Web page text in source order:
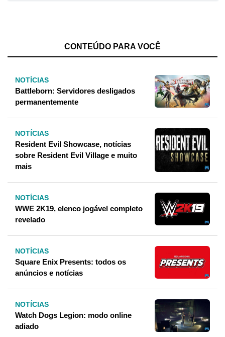
CONTEÚDO PARA VOCÊ
NOTÍCIAS
Battleborn: Servidores desligados
permanentemente
NOTÍCIAS
Resident Evil Showcase, notícias
sobre Resident Evil Village e muito
mais
NOTÍCIAS
WWE 2K19, elenco jogável completo
revelado
NOTÍCIAS
Square Enix Presents: todos os
anúncios e notícias
NOTÍCIAS
Watch Dogs Legion: modo online
adiado